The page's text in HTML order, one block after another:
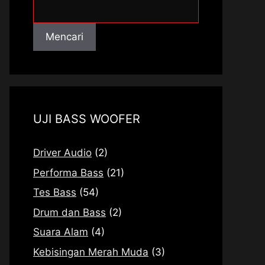
Mencari
UJI BASS WOOFER
Driver Audio (2)
Performa Bass (21)
Tes Bass (54)
Drum dan Bass (2)
Suara Alam (4)
Kebisingan Merah Muda (3)